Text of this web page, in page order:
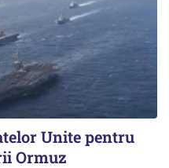
Unite pentru
Ormuz